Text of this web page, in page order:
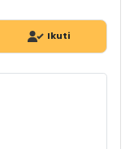
Ikuti